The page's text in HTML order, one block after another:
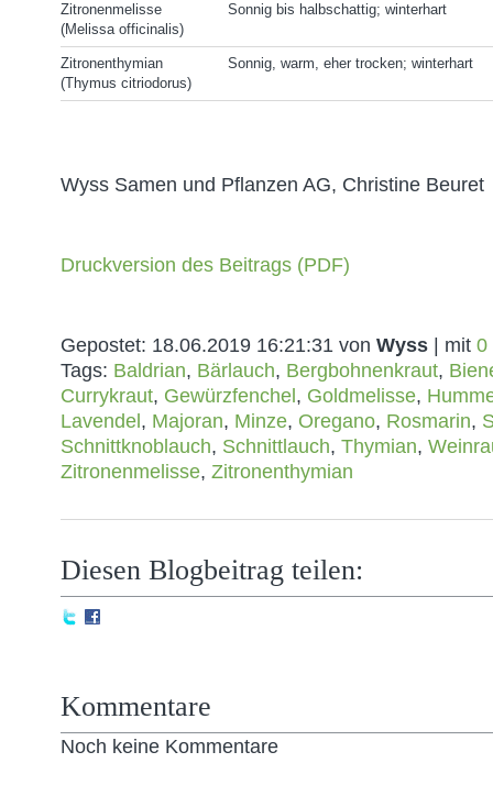
Zitronenmelisse
(Melissa officinalis)
Sonnig bis halbschattig; winterhart
Zitronenthymian
(Thymus citriodorus)
Sonnig, warm, eher trocken; winterhart
Wyss Samen und Pflanzen AG, Christine Beuret
Druckversion des Beitrags (PDF)
Gepostet: 18.06.2019 16:21:31 von Wyss | mit 0
Tags: Baldrian, Bärlauch, Bergbohnenkraut,
Currykraut, Gewürzfenchel, Goldmelisse,
Lavendel, Majoran, Minze, Oregano, Rosmarin,
Schnittknoblauch, Schnittlauch, Thymian,
Zitronenmelisse, Zitronenthymian
Diesen Blogbeitrag teilen:
Kommentare
Noch keine Kommentare